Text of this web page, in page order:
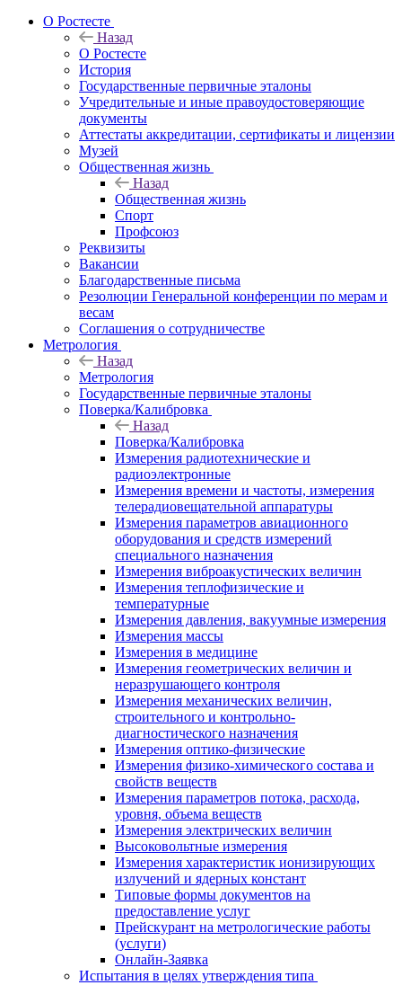
О Ростесте
Назад
О Ростесте
История
Государственные первичные эталоны
Учредительные и иные правоудостоверяющие
документы
Аттестаты аккредитации, сертификаты и лицензии
Музей
Общественная жизнь
Назад
Общественная жизнь
Спорт
Профсоюз
Реквизиты
Вакансии
Благодарственные письма
Резолюции Генеральной конференции по мерам и
весам
Соглашения о сотрудничестве
Метрология
Назад
Метрология
Государственные первичные эталоны
Поверка/Калибровка
Назад
Поверка/Калибровка
Измерения радиотехнические и
радиоэлектронные
Измерения времени и частоты, измерения
телерадиовещательной аппаратуры
Измерения параметров авиационного
оборудования и средств измерений
специального назначения
Измерения виброакустических величин
Измерения теплофизические и
температурные
Измерения давления, вакуумные измерения
Измерения массы
Измерения в медицине
Измерения геометрических величин и
неразрушающего контроля
Измерения механических величин,
строительного и контрольно-
диагностического назначения
Измерения оптико-физические
Измерения физико-химического состава и
свойств веществ
Измерения параметров потока, расхода,
уровня, объема веществ
Измерения электрических величин
Высоковольтные измерения
Измерения характеристик ионизирующих
излучений и ядерных констант
Типовые формы документов на
предоставление услуг
Прейскурант на метрологические работы
(услуги)
Онлайн-Заявка
Испытания в целях утверждения типа